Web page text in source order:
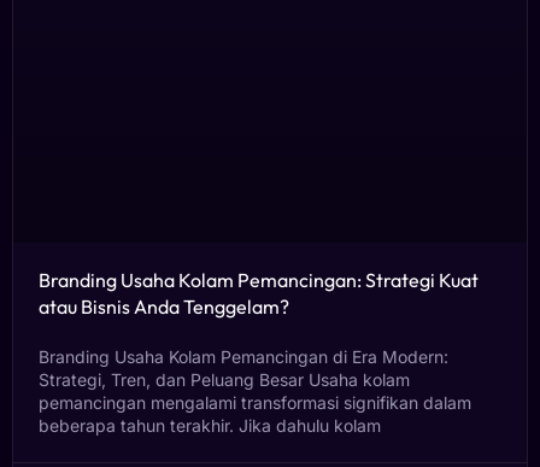
Branding Usaha Kolam Pemancingan: Strategi Kuat
atau Bisnis Anda Tenggelam?
Branding Usaha Kolam Pemancingan di Era Modern:
Strategi, Tren, dan Peluang Besar Usaha kolam
pemancingan mengalami transformasi signifikan dalam
beberapa tahun terakhir. Jika dahulu kolam